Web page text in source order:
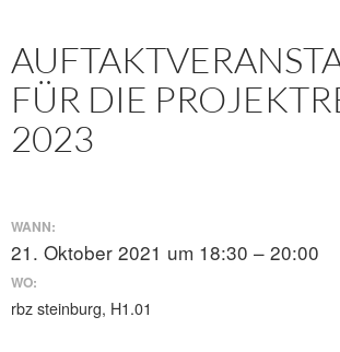
FÜR DIE
2023
WANN:
21. Oktober 2021 um 18:30 – 20:00
WO:
rbz steinburg, H1.01